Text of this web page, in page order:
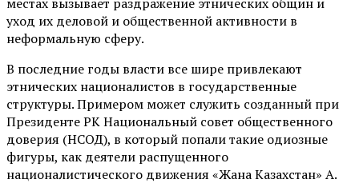
уход их деловой и общественной активности в
неформальную сферу.
В последние годы власти все шире привлекают
этнических националистов в государственные
структуры. Примером может служить созданный при
Президенте РК Национальный совет общественного
доверия (НСОД), в который попали такие одиозные
фигуры, как деятели распущенного
националистического движения «Жана Казахстан» А.